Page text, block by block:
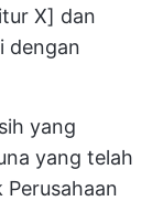
X] dan
dengan
yang
yang telah